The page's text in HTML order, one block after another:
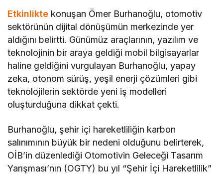
Etkinlikte konuşan Ömer Burhanoğlu, otomotiv
sektörünün dijital dönüşümün merkezinde yer
aldığını belirtti. Günümüz araçlarının, yazılım ve
teknolojinin bir araya geldiği mobil bilgisayarlar
haline geldiğini vurgulayan Burhanoğlu, yapay
zeka, otonom sürüş, yeşil enerji çözümleri gibi
teknolojilerin sektörde yeni iş modelleri
oluşturduğuna dikkat çekti.
Burhanoğlu, şehir içi hareketliliğin karbon
salınımının büyük bir nedeni olduğunu belirterek,
OİB’in düzenlediği Otomotivin Geleceği Tasarım
Yarışması’nın (OGTY) bu yıl “Şehir İçi Hareketlilik”